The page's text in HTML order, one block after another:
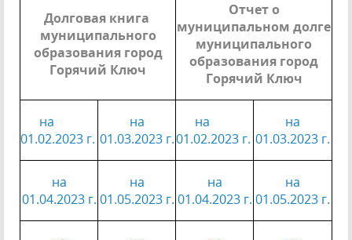
Долговая книга
муниципального
образования город
Горячий Ключ
Отчет о
муниципальном долге
муниципального
образования город
Горячий Ключ
на
01.02.2023 г.
на
01.03.2023 г.
на
01.02.2023 г.
на
01.03.2023 г.
на
01.04.2023 г.
на
01.05.2023 г.
на
01.04.2023 г.
на
01.05.2023 г.